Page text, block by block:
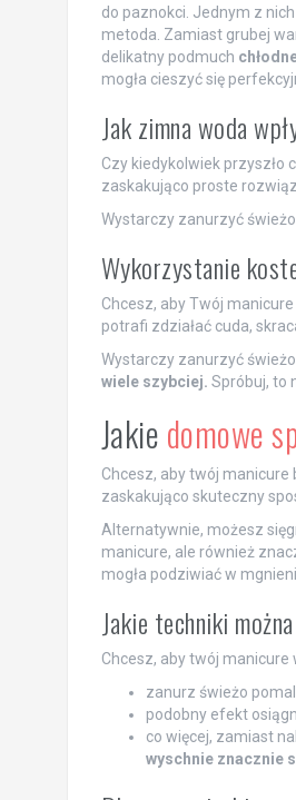
do paznokci. Jednym z
metoda. Zamiast grubej
delikatny podmuch
mogła cieszyć się
Jak zimna woda
Czy kiedykolwiek przyszło
zaskakująco proste
Wystarczy zanurzyć
Wykorzystanie
Chcesz, aby Twój
potrafi zdziałać cuda,
Wystarczy zanurzyć
wiele szybciej. Spróbuj, to
Jakie domowe
Chcesz, aby twój
zaskakująco skuteczny
Alternatywnie, możesz
manicure, ale również
mogła podziwiać w
Jakie techniki
Chcesz, aby twój manicure
zanurz świeżo
podobny efekt
co więcej, zamiast
wyschnie znacznie